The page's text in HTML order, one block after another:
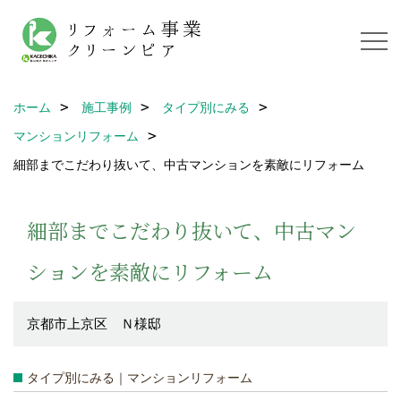
ホーム 施工事例
タイプ別にみる
マンションリフォーム
細部までこだわり抜いて、中古マンションを素敵にリフォーム
細部までこだわり抜いて、中古マン
ションを素敵にリフォーム
京都市上京区 Ｎ様邸
タイプ別にみる｜マンションリフォーム